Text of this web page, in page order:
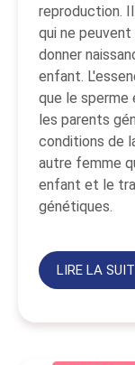
reproduction.
qui ne
donner
enfant.
que le sperme
les parents
conditions de
autre femme
enfant et le
génétiques.
LIRE LA